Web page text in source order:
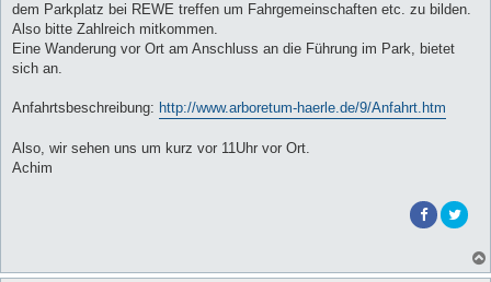
dem Parkplatz bei REWE treffen um Fahrgemeinschaften etc. zu bilden.
Also bitte Zahlreich mitkommen.
Eine Wanderung vor Ort am Anschluss an die Führung im Park, bietet
sich an.
Anfahrtsbeschreibung: http://www.arboretum-haerle.de/9/Anfahrt.htm
Also, wir sehen uns um kurz vor 11Uhr vor Ort.
Achim